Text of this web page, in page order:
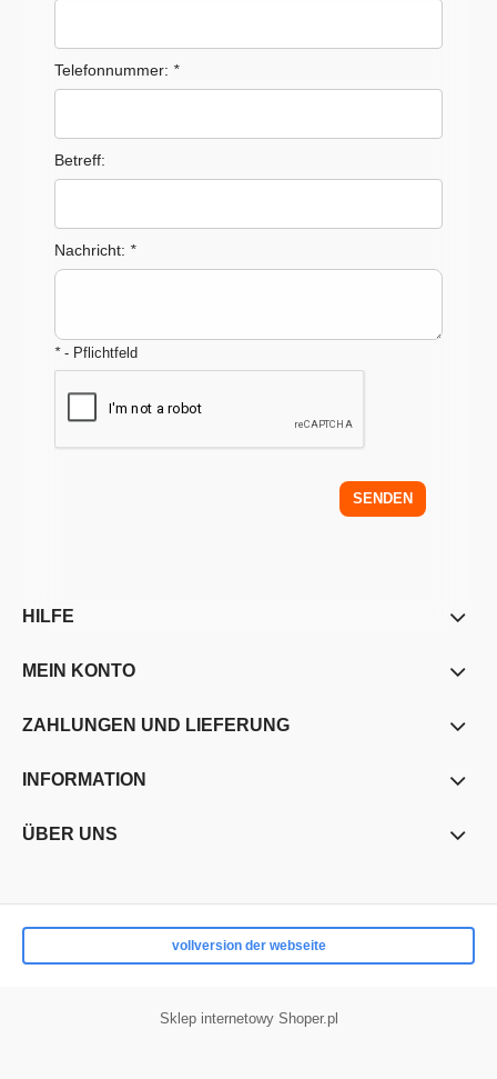
Telefonnummer: *
Betreff:
Nachricht: *
*- Pflichtfeld
SENDEN
HILFE
MEIN KONTO
ZAHLUNGEN UND LIEFERUNG
INFORMATION
ÜBER UNS
vollversion der webseite
Sklep internetowy Shoper.pl